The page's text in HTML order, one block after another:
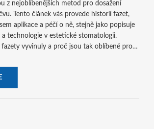
z nejoblíbenějších metod pro dosažení
Tento článek vás provede historií fazet,
aplikace a péčí o ně, stejně jako popisuje
a technologie v estetické stomatologii.
fazety vyvinuly a proč jsou tak oblíbené pro